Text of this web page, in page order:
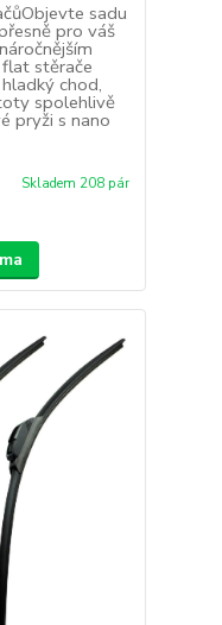
sadu
pro váš
stěrače
chod,
spolehlivě
pryži s nano
Skladem 208 pár